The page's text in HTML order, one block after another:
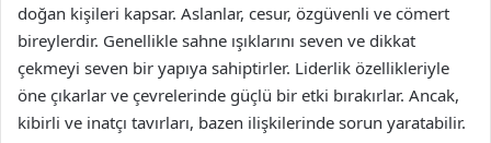
doğan kişileri kapsar. Aslanlar, cesur, özgüvenli ve cömert
bireylerdir. Genellikle sahne ışıklarını seven ve dikkat
çekmeyi seven bir yapıya sahiptirler. Liderlik özellikleriyle
öne çıkarlar ve çevrelerinde güçlü bir etki bırakırlar. Ancak,
kibirli ve inatçı tavırları, bazen ilişkilerinde sorun yaratabilir.